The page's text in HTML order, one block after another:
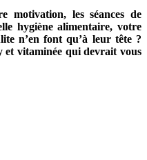
motivation, les séances de
hygiène alimentaire, votre
n’en font qu’à leur tête ?
et vitaminée qui devrait vous